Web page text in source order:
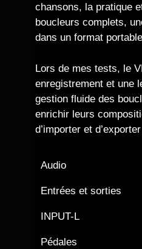
chansons, la pratique
boucleurs complets,
dans un format
Lors de mes tests, le
enregistrement et une
gestion fluide des
enrichir leurs
d’importer et
Audio
Entrées et sorties
INPUT-L
Pédales